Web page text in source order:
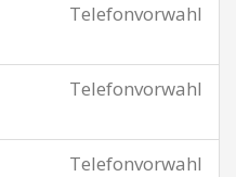
Telefonvorwahl
Telefonvorwahl
Telefonvorwahl